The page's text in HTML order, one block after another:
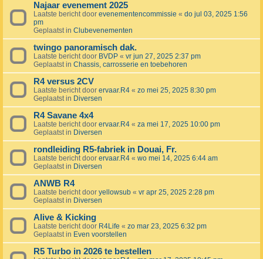
Najaar evenement 2025
Laatste bericht door evenementencommissie « do jul 03, 2025 1:56
pm
Geplaatst in Clubevenementen
twingo panoramisch dak.
Laatste bericht door BVDP « vr jun 27, 2025 2:37 pm
Geplaatst in Chassis, carrosserie en toebehoren
R4 versus 2CV
Laatste bericht door ervaar.R4 « zo mei 25, 2025 8:30 pm
Geplaatst in Diversen
R4 Savane 4x4
Laatste bericht door ervaar.R4 « za mei 17, 2025 10:00 pm
Geplaatst in Diversen
rondleiding R5-fabriek in Douai, Fr.
Laatste bericht door ervaar.R4 « wo mei 14, 2025 6:44 am
Geplaatst in Diversen
ANWB R4
Laatste bericht door yellowsub « vr apr 25, 2025 2:28 pm
Geplaatst in Diversen
Alive & Kicking
Laatste bericht door R4Life « zo mar 23, 2025 6:32 pm
Geplaatst in Even voorstellen
R5 Turbo in 2026 te bestellen